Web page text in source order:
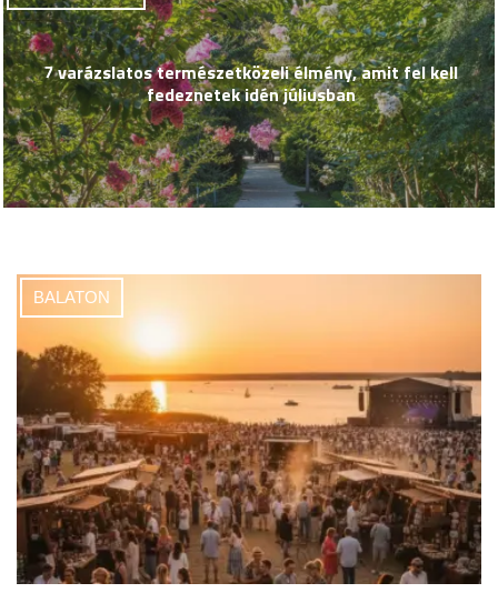
7 varázslatos természetközeli élmény, amit fel kell
fedeznetek idén júliusban
BALATON